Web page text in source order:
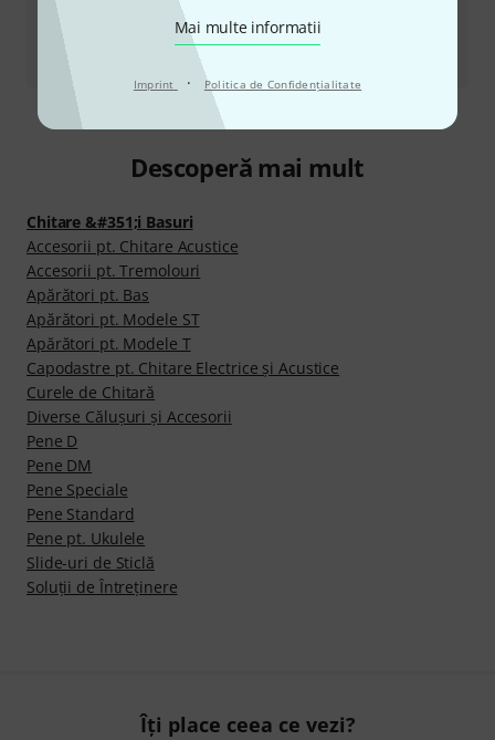
Mai multe informatii
Imprint · Politica de Confidenţialitate
Toate contactele
Descoperă mai mult
Chitare &#351;i Basuri
Accesorii pt. Chitare Acustice
Accesorii pt. Tremolouri
Apărători pt. Bas
Apărători pt. Modele ST
Apărători pt. Modele T
Capodastre pt. Chitare Electrice şi Acustice
Curele de Chitară
Diverse Căluşuri şi Accesorii
Pene D
Pene DM
Pene Speciale
Pene Standard
Pene pt. Ukulele
Slide-uri de Sticlă
Soluţii de Întreţinere
Îți place ceea ce vezi?